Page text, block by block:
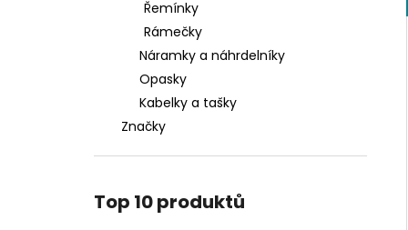
Řemínky
Rámečky
Náramky a náhrdelníky
Opasky
Kabelky a tašky
Značky
Top 10 produktů